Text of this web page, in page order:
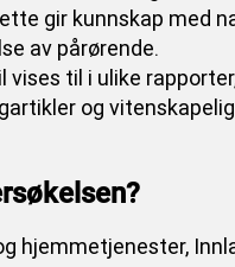
gir kunnskap med
av pårørende.
til i ulike
og
hjemmetjenester,